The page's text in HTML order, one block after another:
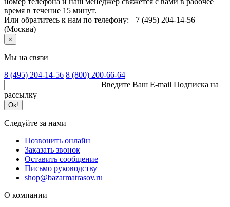
время в течение 15 минут.
Или обратитесь к нам по телефону: +7 (495) 204-14-56
(Москва)
×
Мы на связи
8 (495) 204-14-56 8 (800) 200-66-64
Введите Ваш E-mail Подписка на
рассылку
Ок!
Следуйте за нами
Позвонить онлайн
Заказать звонок
Оставить сообщение
Письмо руководству
shop@bazarmatrasov.ru
О компании